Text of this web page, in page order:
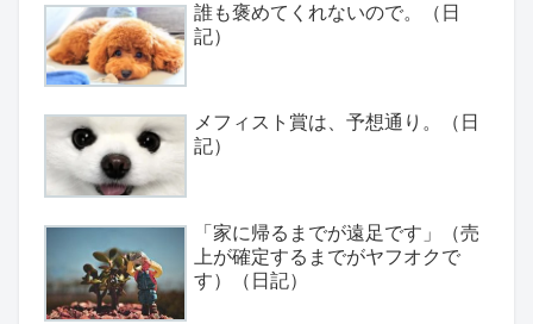
誰も褒めてくれないので。（日
記）
メフィスト賞は、予想通り。（日
記）
「家に帰るまでが遠足です」（売
上が確定するまでがヤフオクで
す）（日記）